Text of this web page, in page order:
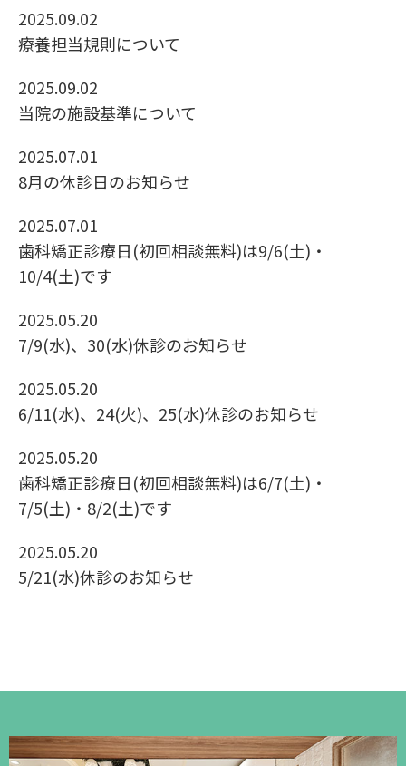
2025.09.02
療養担当規則について
2025.09.02
当院の施設基準について
2025.07.01
8月の休診日のお知らせ
2025.07.01
歯科矯正診療日(初回相談無料)は9/6(土)・
10/4(土)です
2025.05.20
7/9(水)、30(水)休診のお知らせ
2025.05.20
6/11(水)、24(火)、25(水)休診のお知らせ
2025.05.20
歯科矯正診療日(初回相談無料)は6/7(土)・
7/5(土)・8/2(土)です
2025.05.20
5/21(水)休診のお知らせ